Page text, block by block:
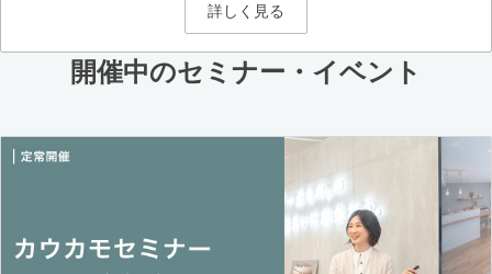
詳しく見る
開催中のセミナー・イベント